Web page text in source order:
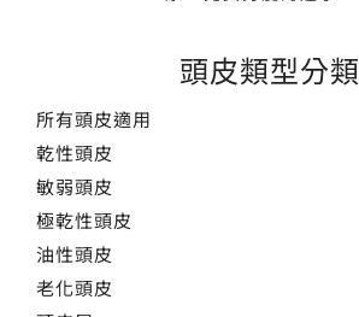
頭皮類型分類
所有頭皮適用
乾性頭皮
敏弱頭皮
極乾性頭皮
油性頭皮
老化頭皮